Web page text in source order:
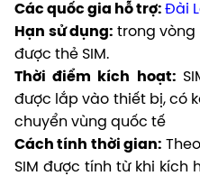
Các quốc gia hỗ trợ: Đài
Hạn sử dụng: trong vòng
được thẻ SIM.
Thời điểm kích hoạt:
được lắp vào thiết bị, có
chuyển vùng quốc tế
Cách tính thời gian:
SIM được tính từ khi kích